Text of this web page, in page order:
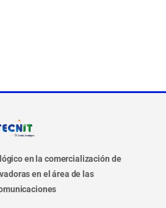
en la comercialización de
en el área de las